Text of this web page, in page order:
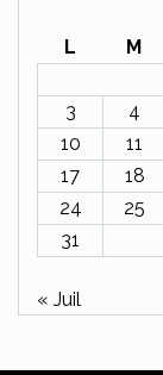
L M
3
4
10
11
17
18
24
25
31
« Juil